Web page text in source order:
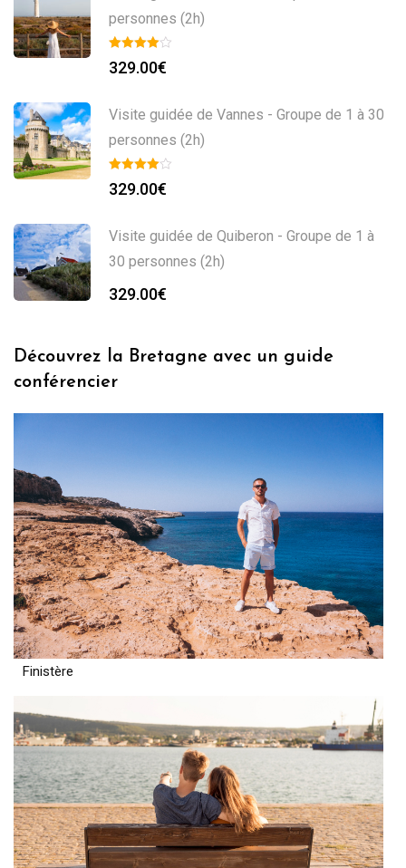
personnes (2h)
329.00€
Visite guidée de Vannes - Groupe de 1 à 30
personnes (2h)
329.00€
Visite guidée de Quiberon - Groupe de 1 à
30 personnes (2h)
329.00€
Découvrez la Bretagne avec un guide
conférencier
Finistère